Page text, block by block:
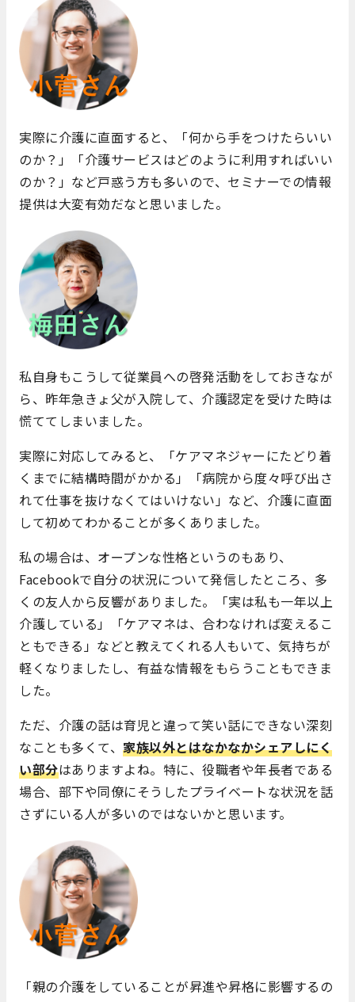
実際に介護に直面すると、「何から手をつけたらいい
のか？」「介護サービスはどのように利用すればいい
のか？」など戸惑う方も多いので、セミナーでの情報
提供は大変有効だなと思いました。
私自身もこうして従業員への啓発活動をしておきなが
ら、昨年急きょ父が入院して、介護認定を受けた時は
慌ててしまいました。
実際に対応してみると、「ケアマネジャーにたどり着
くまでに結構時間がかかる」「病院から度々呼び出さ
れて仕事を抜けなくてはいけない」など、介護に直面
して初めてわかることが多くありました。
私の場合は、オープンな性格というのもあり、
Facebookで自分の状況について発信したところ、多
くの友人から反響がありました。「実は私も一年以上
介護している」「ケアマネは、合わなければ変えるこ
ともできる」などと教えてくれる人もいて、気持ちが
軽くなりましたし、有益な情報をもらうこともできま
した。
ただ、介護の話は育児と違って笑い話にできない深刻
なことも多くて、 家族以外とはなかなかシェアしにく
い部分はありますよね。特に、役職者や年長者である
場合、部下や同僚にそうしたプライベートな状況を話
さずにいる人が多いのではないかと思います。
「親の介護をしていることが昇進や昇格に影響するの